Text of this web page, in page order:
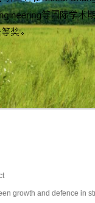
growth and defence in